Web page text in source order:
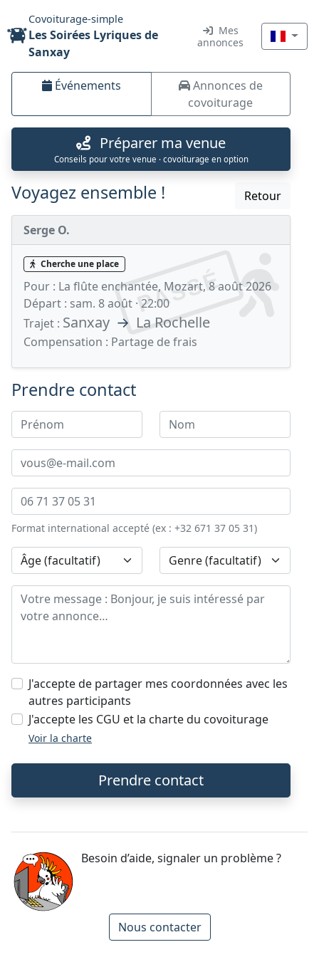
Covoiturage-simple
Les Soirées Lyriques de
Sanxay
Mes
annonces
Événements
Annonces de
covoiturage
Préparer ma venue
Conseils pour votre venue · covoiturage en option
Voyagez ensemble ! Retour
Serge O.
PASSÉ
Cherche une place
Pour : La flûte enchantée, Mozart, 8 août 2026
Départ : sam. 8 août · 22:00
Trajet : Sanxay → La Rochelle
Compensation : Partage de frais
Prendre contact
Format international accepté (ex : +32 671 37 05 31)
J'accepte de partager mes coordonnées avec les
autres participants
J'accepte les CGU et la charte du covoiturage
Voir la charte
Prendre contact
Besoin d’aide, signaler un problème ?
Nous contacter